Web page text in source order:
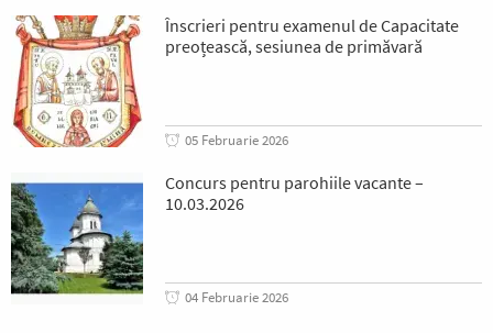
Înscrieri pentru examenul de Capacitate
preoțească, sesiunea de primăvară
05 Februarie 2026
Concurs pentru parohiile vacante –
10.03.2026
04 Februarie 2026